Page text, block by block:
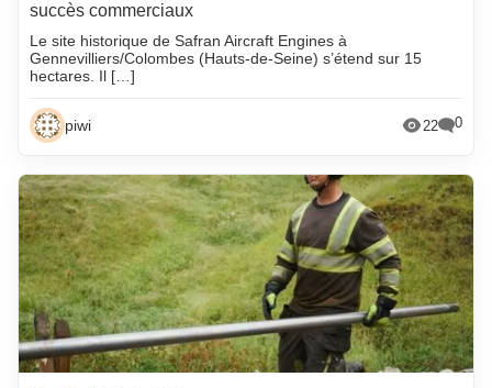
succès commerciaux
Le site historique de Safran Aircraft Engines à
Gennevilliers/Colombes (Hauts-de-Seine) s’étend sur 15
hectares. Il […]
piwi 22 0